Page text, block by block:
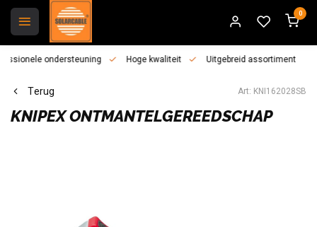
0
ondersteuning Hoge kwaliteit Uitgebreid assortiment
Terug Art: KNI162028SB
KNIPEXONTMANTELGEREEDSCHAP